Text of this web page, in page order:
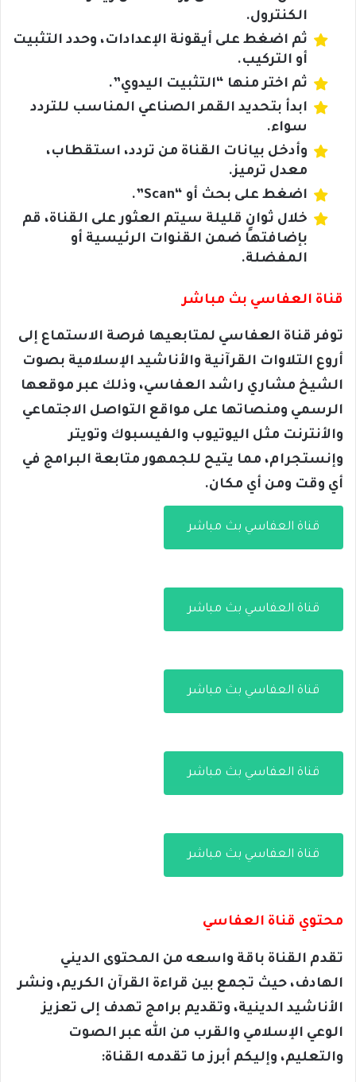
الكنترول.
ثم اضغط على أيقونة الإعدادات، وحدد التثبيت
أو التركيب.
ثم اختر منها “التثبيت اليدوي”.
ابدأ بتحديد القمر الصناعي المناسب للتردد
سواء.
وأدخل بيانات القناة من تردد، استقطاب،
معدل ترميز.
اضغط على بحث أو “Scan”.
خلال ثوانٍ قليلة سيتم العثور على القناة، قم
بإضافتها ضمن القنوات الرئيسية أو
المفضلة.
قناة العفاسي بث مباشر
توفر قناة العفاسي لمتابعيها فرصة الاستماع إلى
أروع التلاوات القرآنية والأناشيد الإسلامية بصوت
الشيخ مشاري راشد العفاسي، وذلك عبر موقعها
الرسمي ومنصاتها على مواقع التواصل الاجتماعي
والأنترنت مثل اليوتيوب والفيسبوك وتويتر
وإنستجرام، مما يتيح للجمهور متابعة البرامج في
أي وقت ومن أي مكان.
قناة العفاسي بث مباشر
قناة العفاسي بث مباشر
قناة العفاسي بث مباشر
قناة العفاسي بث مباشر
قناة العفاسي بث مباشر
محتوي قناة العفاسي
تقدم القناة باقة واسعه من المحتوى الديني
الهادف، حيث تجمع بين قراءة القرآن الكريم، ونشر
الأناشيد الدينية، وتقديم برامج تهدف إلى تعزيز
الوعي الإسلامي والقرب من الله عبر الصوت
والتعليم، وإليكم أبرز ما تقدمه القناة: